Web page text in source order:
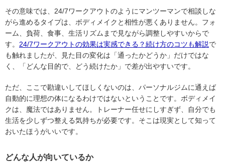
その意味では、24/7ワークアウトのようにマンツーマンで相談しな
がら進めるタイプは、ボディメイクと相性が悪くありません。フォ
ーム、負荷、食事、生活リズムまで見ながら調整しやすいからで
す。 24/7ワークアウトの効果は実感できる？続け方のコツも解説で
も触れましたが、見た目の変化は「通ったかどうか」だけではな
く、「どんな目的で、どう続けたか」で差が出やすいです。
ただ、ここで勘違いしてほしくないのは、パーソナルジムに通えば
自動的に理想の体になるわけではないということです。ボディメイ
クは、魔法ではありません。トレーナー任せにしすぎず、自分でも
生活を少しずつ整える気持ちが必要です。そこは現実として知って
おいたほうがいいです。
どんな人が向いているか